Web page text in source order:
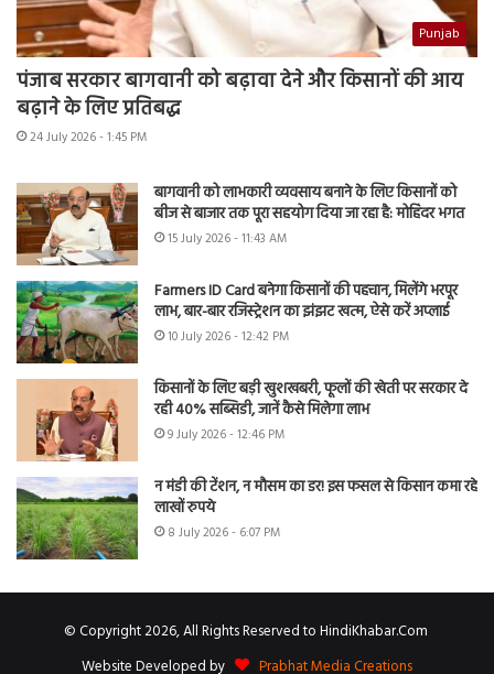
Punjab
पंजाब सरकार बागवानी को बढ़ावा देने और किसानों की आय
बढ़ाने के लिए प्रतिबद्ध
24 July 2026 - 1:45 PM
बागवानी को लाभकारी व्यवसाय बनाने के लिए किसानों को
बीज से बाजार तक पूरा सहयोग दिया जा रहा है: मोहिंदर भगत
15 July 2026 - 11:43 AM
Farmers ID Card बनेगा किसानों की पहचान, मिलेंगे भरपूर
लाभ, बार-बार रजिस्ट्रेशन का झंझट खत्म, ऐसे करें अप्लाई
10 July 2026 - 12:42 PM
किसानों के लिए बड़ी खुशखबरी, फूलों की खेती पर सरकार दे
रही 40% सब्सिडी, जानें कैसे मिलेगा लाभ
9 July 2026 - 12:46 PM
न मंडी की टेंशन, न मौसम का डर! इस फसल से किसान कमा रहे
लाखों रुपये
8 July 2026 - 6:07 PM
© Copyright 2026, All Rights Reserved to HindiKhabar.Com
Website Developed by
Prabhat Media Creations